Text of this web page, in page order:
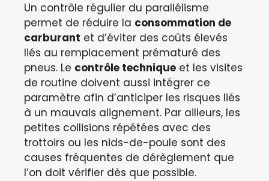
Un contrôle régulier du parallélisme
permet de réduire la consommation de
carburant et d’éviter des coûts élevés
liés au remplacement prématuré des
pneus. Le contrôle technique et les visites
de routine doivent aussi intégrer ce
paramètre afin d’anticiper les risques liés
à un mauvais alignement. Par ailleurs, les
petites collisions répétées avec des
trottoirs ou les nids-de-poule sont des
causes fréquentes de dérèglement que
l’on doit vérifier dès que possible.